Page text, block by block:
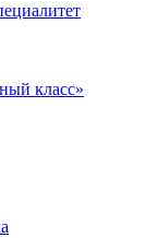
класс»